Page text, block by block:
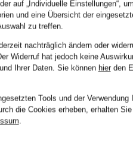
auf „Individuelle Einstellungen“,
und eine Übersicht der
zu treffen.
nachträglich ändern oder
Widerruf hat jedoch keine
Ihrer Daten. Sie können hierden
Tools und der Verwendung
die Cookies erheben, erhalten
.